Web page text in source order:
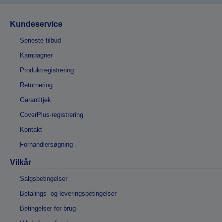
Kundeservice
Seneste tilbud
Kampagner
Produktregistrering
Returnering
Garantitjek
CoverPlus-registrering
Kontakt
Forhandlersøgning
Vilkår
Salgsbetingelser
Betalings- og leveringsbetingelser
Betingelser for brug